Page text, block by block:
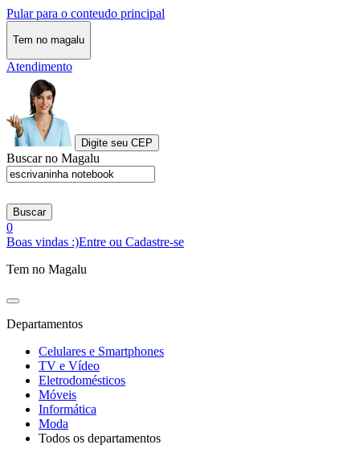
Pular para o conteudo principal
Tem no magalu
Atendimento
Digite seu CEP
Buscar no Magalu
Buscar
0
Boas vindas :)Entre ou Cadastre-se
Tem no Magalu
Departamentos
Celulares e Smartphones
TV e Vídeo
Eletrodomésticos
Móveis
Informática
Moda
Todos os departamentos